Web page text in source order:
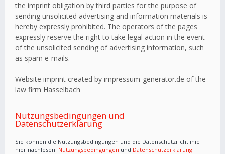
the imprint obligation by third parties for the purpose of
sending unsolicited advertising and information materials is
hereby expressly prohibited. The operators of the pages
expressly reserve the right to take legal action in the event
of the unsolicited sending of advertising information, such
as spam e-mails.
Website imprint created by impressum-generator.de of the
law firm Hasselbach
Nutzungsbedingungen und
Datenschutzerklärung
Sie können die Nutzungsbedingungen und die Datenschutzrichtlinie
hier nachlesen: Nutzungsbedingungen und Datenschutzerklärung